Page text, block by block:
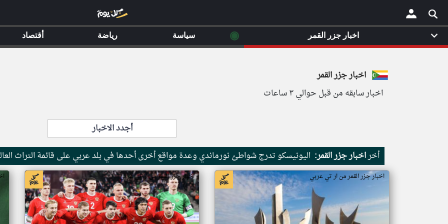
×
اخبار جزر القمر
اخبار سابقه من قبل حوالي ٣ ساعات
أجدد الاخبار
أخراخبار جزر القمر: اليونيسكو تدرج شواطئ نورماندي وعدة مواقع أخرى أحدها في بلد عربي على قائمة التراث
اخبار جزر القمر من ار تي عربي اخبار جزر القمر من ار تي عربي
اخبار جزر القمر ◉ سياسة رياضة أقتصاد